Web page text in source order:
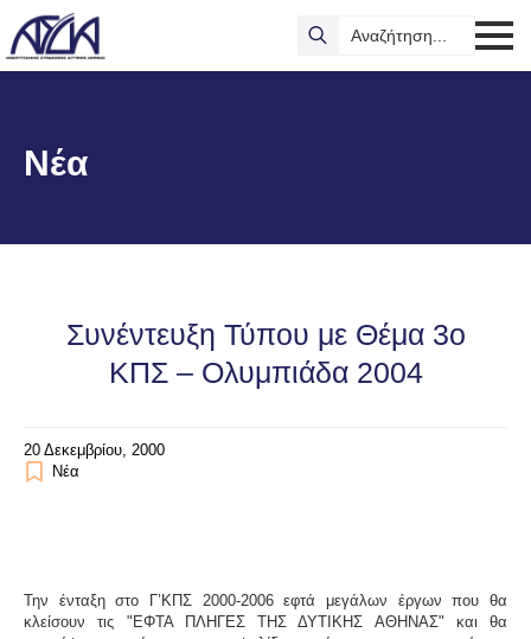
Search
Νέα
Συνέντευξη Τύπου με Θέμα 3ο
ΚΠΣ – Ολυμπιάδα 2004
20 Δεκεμβρίου, 2000
Νέα
Την ένταξη στο Γ’ΚΠΣ 2000-2006 εφτά μεγάλων έργων που θα
κλείσουν τις "ΕΦΤΑ ΠΛΗΓΕΣ ΤΗΣ ΔΥΤΙΚΗΣ ΑΘΗΝΑΣ" και θα